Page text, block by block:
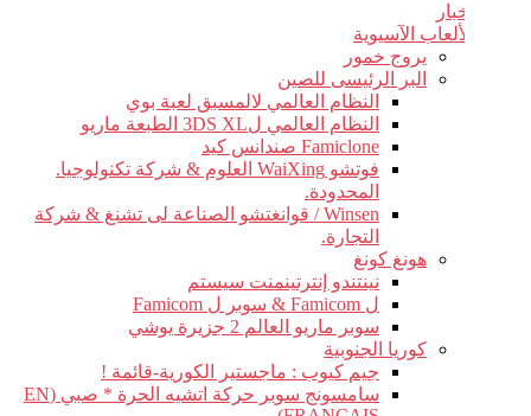
أخبار
الألعاب الآسيوية
يروج خمور
البر الرئيسى للصين
النظام العالمي لالمسبق لعبة بوي
النظام العالمي ل3DS XL الطبعة ماريو
Famiclone صندانس كيد
فوتشو WaiXing العلوم & شركة تكنولوجيا.
المحدودة.
Winsen / قوانغتشو الصناعة لى تشنغ & شركة
التجارة.
هونغ كونغ
نينتندو إنترتينمنت سيستم
ل Famicom & سوبر ل Famicom
سوبر ماريو العالم 2 جزيرة يوشي
كوريا الجنوبية
جيم كيوب : ماجستير الكورية-قائمة !
سامسونج سوبر حركة اتشيه الحرة * صبي (EN